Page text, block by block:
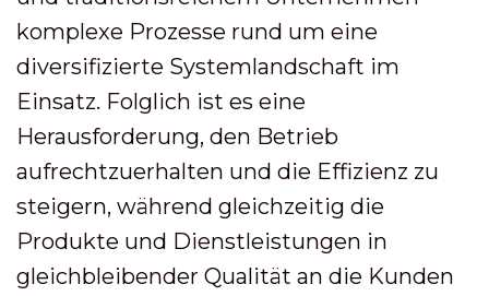
komplexe Prozesse rund um eine
diversifizierte Systemlandschaft im
Einsatz. Folglich ist es eine
Herausforderung, den Betrieb
aufrechtzuerhalten und die Effizienz zu
steigern, während gleichzeitig die
Produkte und Dienstleistungen in
gleichbleibender Qualität an die Kunden